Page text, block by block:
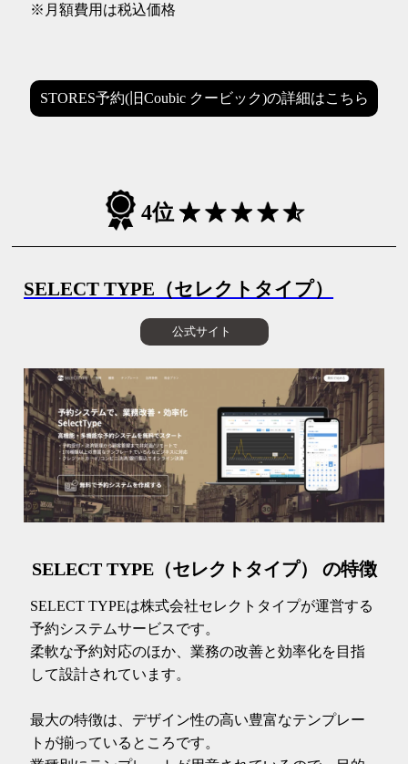
※月額費用は税込価格
STORES予約(旧Coubic クービック)の詳細はこちら
4位
SELECT TYPE（セレクトタイプ）
公式サイト
SELECT TYPE（セレクトタイプ） の特徴
SELECT TYPEは株式会社セレクトタイプが運営する
予約システムサービスです。
柔軟な予約対応のほか、業務の改善と効率化を目指
して設計されています。
最大の特徴は、デザイン性の高い豊富なテンプレー
トが揃っているところです。